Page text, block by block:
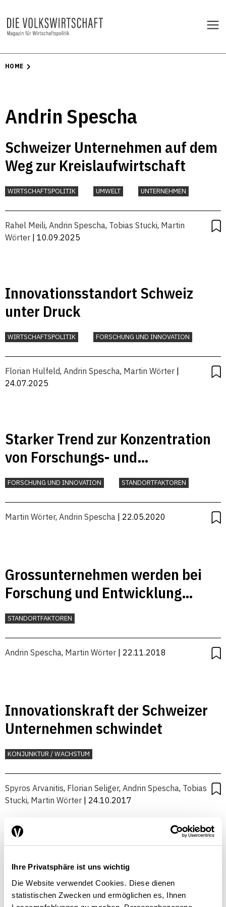
Ihre Privatsphäre ist uns wichtig
Die Website verwendet Cookies. Diese dienen
statistischen Zwecken und ermöglichen es, Ihnen
HOME
Andrin Spescha
Schweizer Unternehmen auf dem
Weg zur Kreislaufwirtschaft
WIRTSCHAFTSPOLITIK UMWELT UNTERNEHMEN
Rahel Meili, Andrin Spescha, Tobias Stucki, Martin
Wörter | 10.09.2025
Innovationsstandort Schweiz
unter Druck
WIRTSCHAFTSPOLITIK FORSCHUNG UND INNOVATION
Florian Hulfeld, Andrin Spescha, Martin Wörter
24.07.2025
Starker Trend zur Konzentration
von Forschungs- und
Entwicklungsausgaben
FORSCHUNG UND INNOVATION STANDORTFAKTOREN
Martin Wörter, Andrin Spescha | 22.05.2020
Grossunternehmen werden bei
Forschung und Entwicklung
immer bedeutender
STANDORTFAKTOREN
Andrin Spescha, Martin Wörter | 22.11.2018
Innovationskraft der Schweizer
Unternehmen schwindet
KONJUNKTUR / WACHSTUM
Spyros Arvanitis, Florian Seliger, Andrin Spescha, Tobias
Stucki, Martin Wörter | 24.10.2017
Investitionen und Innovation
KONJUNKTUR / WACHSTUM